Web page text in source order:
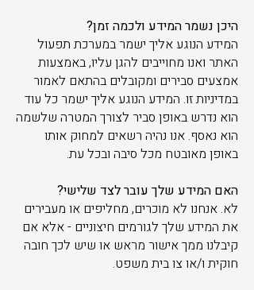
היכן נשמר המידע ולכמה זמן?
המידע הנוגע אליך ישמר במערכת תפעול
האתר ואנו מחוייבים להגן עליו, באמצעות
אמצעים סבירים ומקובלים בהתאם לאמור
במדיניות זו. המידע הנוגע אליך ישמר כל עוד
הוא נדרש באופן סביר לצורך המטרה שלשמה
הוא נאסף. אנו נהיה רשאים למחוק אותו
באופן מאובטח מכל סיבה ובכל עת.
האם המידע שלך עובר לצד שלישי?
לא. אנחנו לא מוכרים, מחליפים או מעבירים
את המידע שלך לגורמים חיצוניים - אלא אם
קיבלנו ממך אישור מראש או שיש לכך חובה
חוקית ו/או צו בית משפט.​